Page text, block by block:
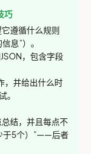
巧
遵循什么规则
息”）。
，包含字段
，并给出什么时
。
总结，并且每点不
于5个）”——后者